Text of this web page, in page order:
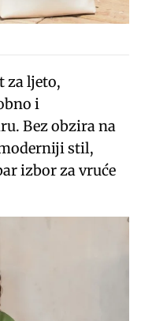
za ljeto,
i
Bez obzira na
stil,
izbor za vruće